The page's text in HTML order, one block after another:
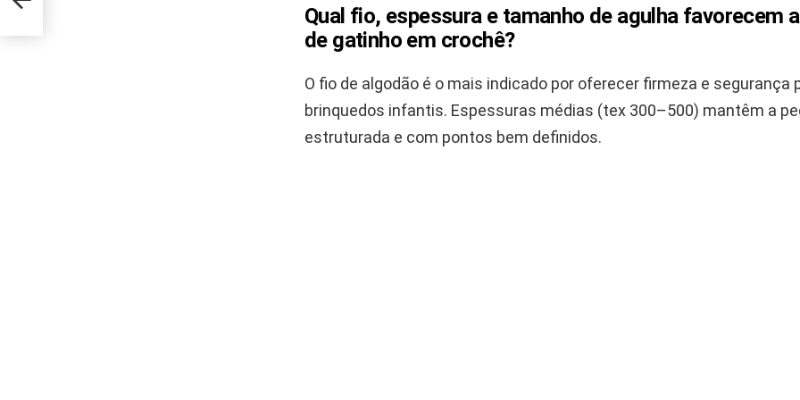
Qual fio, espessura e tamanho de agulha favorecem
de gatinho em crochê?
O fio de algodão é o mais indicado por oferecer firmeza e segurança
brinquedos infantis. Espessuras médias (tex 300–500) mantêm a
estruturada e com pontos bem definidos.